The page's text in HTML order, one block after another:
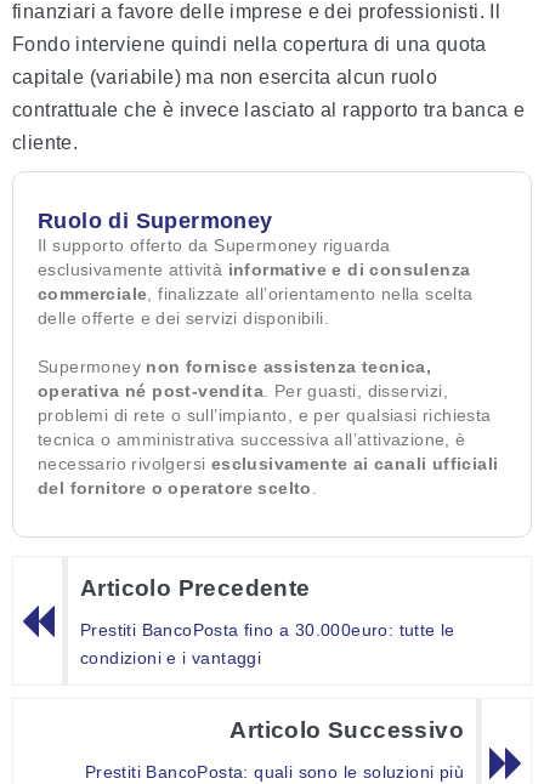
finanziari a favore delle imprese e dei professionisti. Il
Fondo interviene quindi nella copertura di una quota
capitale (variabile) ma non esercita alcun ruolo
contrattuale che è invece lasciato al rapporto tra banca e
cliente.
Ruolo di Supermoney
Il supporto offerto da Supermoney riguarda
esclusivamente attività informative e di consulenza
commerciale, finalizzate all’orientamento nella scelta
delle offerte e dei servizi disponibili.
Supermoney non fornisce assistenza tecnica,
operativa né post-vendita. Per guasti, disservizi,
problemi di rete o sull’impianto, e per qualsiasi richiesta
tecnica o amministrativa successiva all’attivazione, è
necessario rivolgersi esclusivamente ai canali ufficiali
del fornitore o operatore scelto.
Articolo Precedente
Prestiti BancoPosta fino a 30.000euro: tutte le
condizioni e i vantaggi
Articolo Successivo
Prestiti BancoPosta: quali sono le soluzioni più